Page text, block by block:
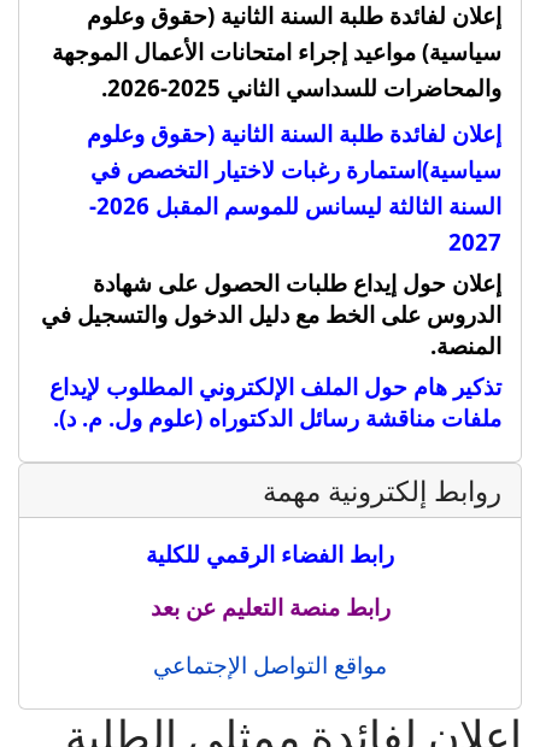
إعلان لفائدة طلبة السنة الثانية (حقوق وعلوم
سياسية) مواعيد إجراء امتحانات الأعمال الموجهة
والمحاضرات للسداسي الثاني 2025-2026.
إعلان لفائدة طلبة السنة الثانية (حقوق وعلوم
سياسية)استمارة رغبات لاختيار التخصص في
السنة الثالثة ليسانس للموسم المقبل 2026-
2027
إعلان حول إيداع طلبات الحصول على شهادة
الدروس على الخط مع دليل الدخول والتسجيل في
المنصة.
تذكير هام حول الملف الإلكتروني المطلوب لإيداع
ملفات مناقشة رسائل الدكتوراه (علوم ول. م. د).
روابط إلكترونية مهمة
رابط الفضاء الرقمي للكلية
رابط منصة التعليم عن بعد
مواقع التواصل الإجتماعي